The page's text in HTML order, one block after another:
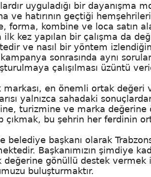
uyguladığı bir dayanışma
ve hatırının geçtiği
forma, kombine ve loca satın
kez yapılan bir çalışma da
ve nasıl bir yöntem
sonrasında aynı
çalışılması üzüntü
en önemli ortak değeri
yalnızca sahadaki
turizmine ve marka değerine
çıkmak, bu şehrin her ferdinin
başkanı olarak
Başkanımızın şimdiye
değerine gönüllü destek
buluşturmaktır.